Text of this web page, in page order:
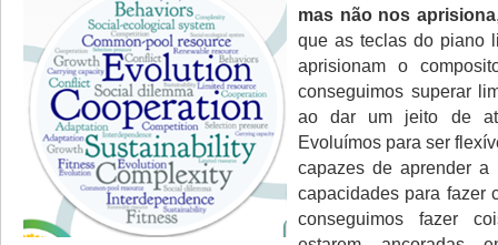
mas não nos aprisiona
que as teclas do piano
aprisionam o
conseguimos superar
ao dar um jeito de
Evoluímos para ser
capazes de aprender a
capacidades para fazer
conseguimos fazer